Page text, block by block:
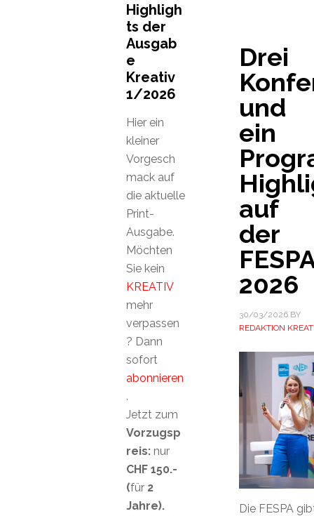
Drei
und
ein
auf
der
2026
30/03/2026BY
REDAKTION
Die FESPA
Highligh
ts der
Ausgab
e
Kreativ
1/2026
Hier ein
kleiner
Vorgesch
mack auf
die aktuelle
Print-
Ausgabe.
Möchten
Sie kein
KREATIV
mehr
verpassen
? Dann
sofort
abonnieren
.
Jetzt zum
Vorzugsp
reis: nur
CHF 150.-
(für 2
Jahre).